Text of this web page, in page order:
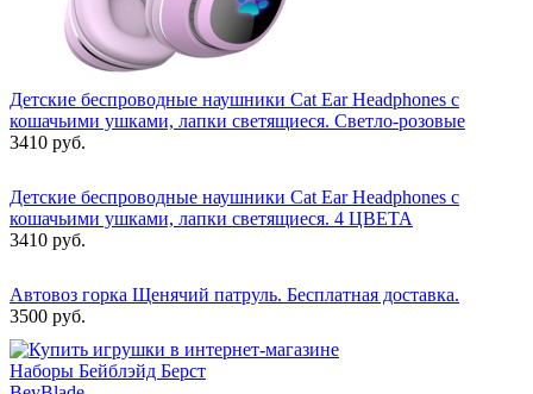
Детские беспроводные наушники Cat Ear Headphones с
кошачьими ушками, лапки светящиеся. Светло-розовые
3410 руб.
Детские беспроводные наушники Cat Ear Headphones с
кошачьими ушками, лапки светящиеся. 4 ЦВЕТА
3410 руб.
Автовоз горка Щенячий патруль. Бесплатная доставка.
3500 руб.
Наборы Бейблэйд Берст